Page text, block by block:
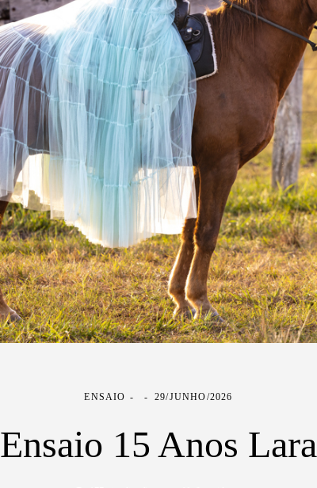
ENSAIO 29/JUNHO/2026
Ensaio 15 Anos Lara